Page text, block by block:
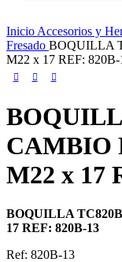
Inicio Accesorios y
Fresado BOQUILLA
M22 x 17 REF: 820B-
CAMBIO
M22 x 17
BOQUILLA
17 REF: 820B-13
Ref: 820B-13